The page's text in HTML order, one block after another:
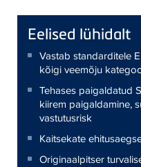
Eelised lühidalt
Vastab standarditele
kõigi veemõju
Tehases paigaldatud
kiirem paigaldamine,
vastutusrisk
Kaitsekate
Originaalpitser